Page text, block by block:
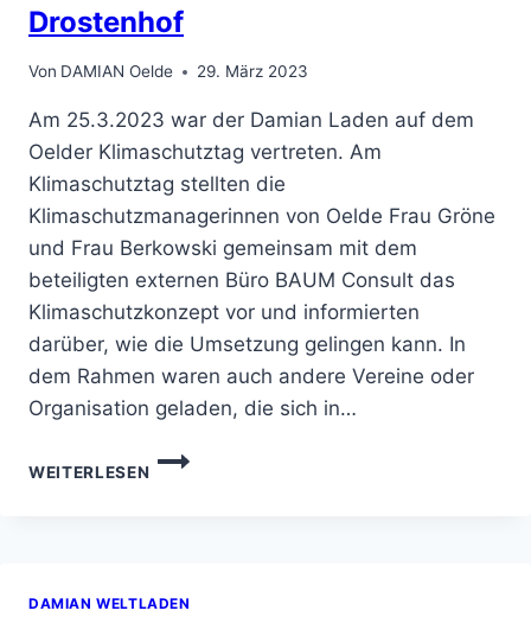
Drostenhof
Von DAMIAN Oelde 29. März 2023
Am 25.3.2023 war der Damian Laden auf dem
Oelder Klimaschutztag vertreten. Am
Klimaschutztag stellten die
Klimaschutzmanagerinnen von Oelde Frau Gröne
und Frau Berkowski gemeinsam mit dem
beteiligten externen Büro BAUM Consult das
Klimaschutzkonzept vor und informierten
darüber, wie die Umsetzung gelingen kann. In
dem Rahmen waren auch andere Vereine oder
Organisation geladen, die sich in…
WEITERLESEN
DER
KLIMASCHUTZTAG
DAMIAN WELTLADEN